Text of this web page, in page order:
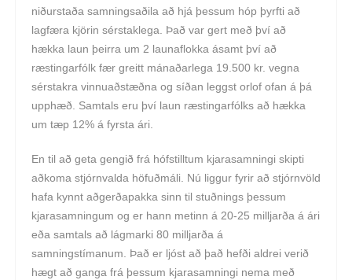
niðurstaða samningsaðila að hjá þessum hóp þyrfti að
lagfæra kjörin sérstaklega. Það var gert með því að
hækka laun þeirra um 2 launaflokka ásamt því að
ræstingarfólk fær greitt mánaðarlega 19.500 kr. vegna
sérstakra vinnuaðstæðna og síðan leggst orlof ofan á þá
upphæð. Samtals eru því laun ræstingarfólks að hækka
um tæp 12% á fyrsta ári.
En til að geta gengið frá hófstilltum kjarasamningi skipti
aðkoma stjórnvalda höfuðmáli. Nú liggur fyrir að stjórnvöld
hafa kynnt aðgerðapakka sinn til stuðnings þessum
kjarasamningum og er hann metinn á 20-25 milljarða á ári
eða samtals að lágmarki 80 milljarða á
samningstímanum. Það er ljóst að það hefði aldrei verið
hægt að ganga frá þessum kjarasamningi nema með